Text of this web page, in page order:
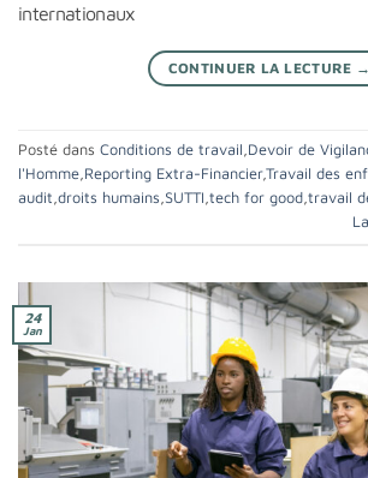
internationaux
CONTINUER LA LECTURE →
Posté dans Conditions de travail,Devoir de
l'Homme,Reporting Extra-Financier,Travail des
audit,droits humains,SUTTI,tech for good,travail
24
Jan